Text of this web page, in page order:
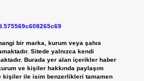
bir marka, kurum veya şahıs
Sitede yalnızca kendi
Burada yer alan içerikler haber
ve kişiler hakkında paylaşım
kişiler ile isim benzerlikleri tamamen